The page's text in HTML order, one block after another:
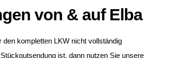
von & auf Elba
den kompletten LKW nicht vollständig
ist, dann nutzen Sie unsere